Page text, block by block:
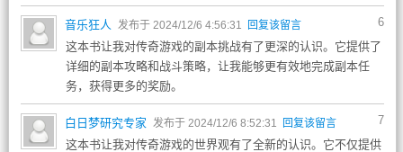
6
音乐狂人 发布于 2024/12/6 4:56:31 回复该留言
这本书让我对传奇游戏的副本挑战有了更深的认识。它提供了
详细的副本攻略和战斗策略，让我能够更有效地完成副本任
务，获得更多的奖励。
7
白日梦研究专家 发布于 2024/12/6 8:52:31 回复该留言
这本书让我对传奇游戏的世界观有了全新的认识。它不仅提供